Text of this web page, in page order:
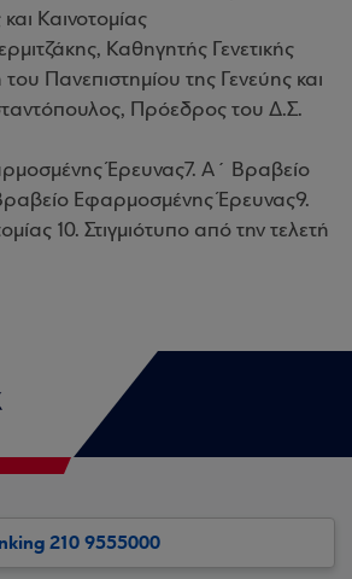
Καινοτομίας
Καθηγητής Γενετικής
Πανεπιστημίου της Γενεύης και
Πρόεδρος του Δ.Σ.
Έρευνας7. Α΄ Βραβείο
Εφαρμοσμένης Έρευνας9.
10. Στιγμιότυπο από την τελετή
210 9555000